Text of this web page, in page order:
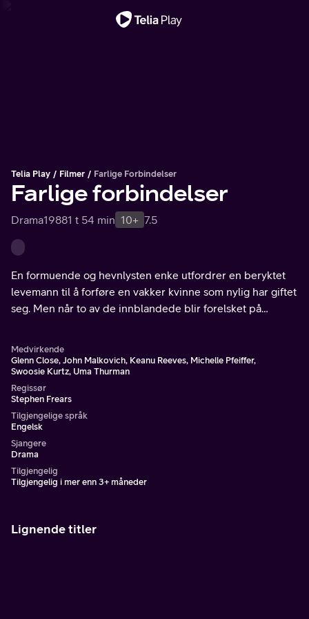
Telia Play Filmer Farlige Forbindelser
Farlige forbindelser
Drama19881 t 54 min 10+ 7.5
En formuende og hevnlysten enke utfordrer en beryktet
levemann til å forføre en vakker kvinne som nylig har giftet
seg. Men når to av de innblandede blir forelsket på
Medvirkende
Glenn Close, John Malkovich, Keanu Reeves, Michelle Pfeiffer,
Swoosie Kurtz, Uma Thurman
Regissør
Stephen Frears
Tilgjengelige språk
Engelsk
Sjangere
Drama
Tilgjengelig
Tilgjengelig i mer enn 3+ måneder
Lignende titler